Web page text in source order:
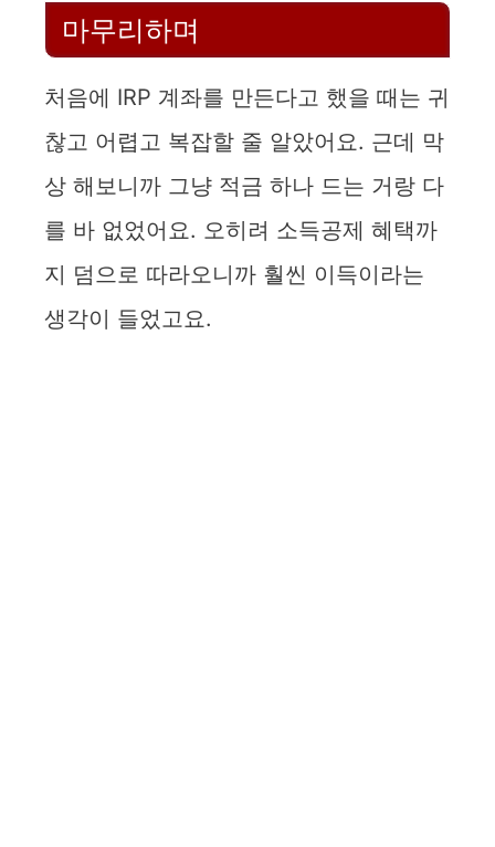
마무리하며
처음에 IRP 계좌를 만든다고 했을 때는 귀
찮고 어렵고 복잡할 줄 알았어요. 근데 막
상 해보니까 그냥 적금 하나 드는 거랑 다
를 바 없었어요. 오히려 소득공제 혜택까
지 덤으로 따라오니까 훨씬 이득이라는
생각이 들었고요.